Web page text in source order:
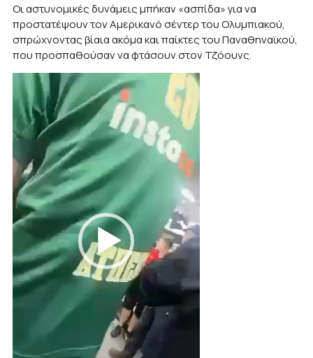
Οι αστυνομικές δυνάμεις μπήκαν «ασπίδα» για να
προστατέψουν τον Αμερικανό σέντερ του Ολυμπιακού,
σπρώχνοντας βίαια ακόμα και παίκτες του Παναθηναϊκού,
που προσπαθούσαν να φτάσουν στον Τζόουνς.
Πρόγραμμα
Αναπαραγωγής
Βίντεο